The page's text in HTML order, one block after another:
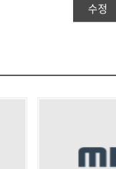
수정